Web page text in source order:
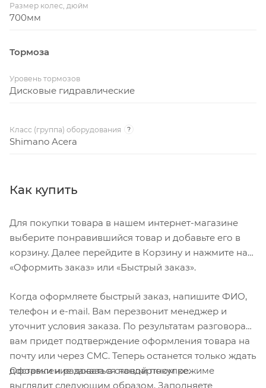
Размер колес, дюйм
700мм
Тормоза
Уровень тормозов
Дисковые гидравлические
Класс (группа) оборудования ?
Shimano Acera
Как купить
Для покупки товара в нашем интернет-магазине
выберите понравившийся товар и добавьте его в
корзину. Далее перейдите в Корзину и нажмите на
«Оформить заказ» или «Быстрый заказ».
Когда оформляете быстрый заказ, напишите ФИО,
телефон и e-mail. Вам перезвонит менеджер и
уточнит условия заказа. По результатам разговора
вам придет подтверждение оформления товара на
почту или через СМС. Теперь останется только ждать
доставки и радоваться новой покупке.
Оформление заказа в стандартном режиме
выглядит следующим образом. Заполняете